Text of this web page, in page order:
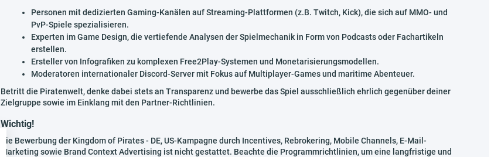
Personen mit dedizierten Gaming-Kanälen auf Streaming-Plattformen (z.B. Twitch, Kick), die sich auf MMO- und
PvP-Spiele spezialisieren.
Experten im Game Design, die vertiefende Analysen der Spielmechanik in Form von Podcasts oder Fachartikeln
erstellen.
Ersteller von Infografiken zu komplexen Free2Play-Systemen und Monetarisierungsmodellen.
Moderatoren internationaler Discord-Server mit Fokus auf Multiplayer-Games und maritime Abenteuer.
Betritt die Piratenwelt, denke dabei stets an Transparenz und bewerbe das Spiel ausschließlich ehrlich gegenüber deiner
Zielgruppe sowie im Einklang mit den Partner-Richtlinien.
Wichtig!
Die Bewerbung der Kingdom of Pirates - DE, US-Kampagne durch Incentives, Rebrokering, Mobile Channels, E-Mail-
Marketing sowie Brand Context Advertising ist nicht gestattet. Beachte die Programmrichtlinien, um eine langfristige und